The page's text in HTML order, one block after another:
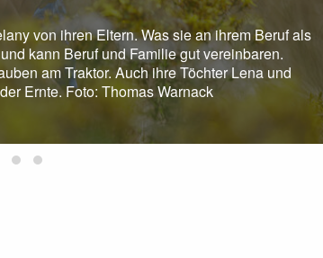
von ihren Eltern. Was sie an ihrem Beruf als
kann Beruf und Familie gut vereinbaren.
am Traktor. Auch ihre Töchter Lena und
Ernte. Foto: Thomas Warnack